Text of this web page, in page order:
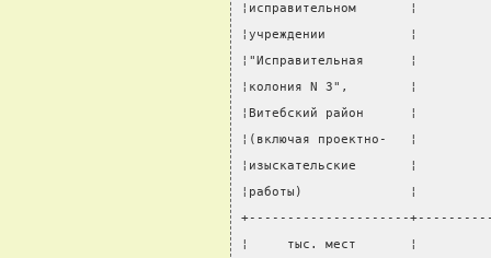
¦исправительном
¦учреждении           ¦
¦"Исправительная
¦колония N 3",        ¦
¦Витебский район
¦(включая проектно-
¦изыскательские
¦работы)              ¦
+---------------------
¦     тыс. мест       ¦